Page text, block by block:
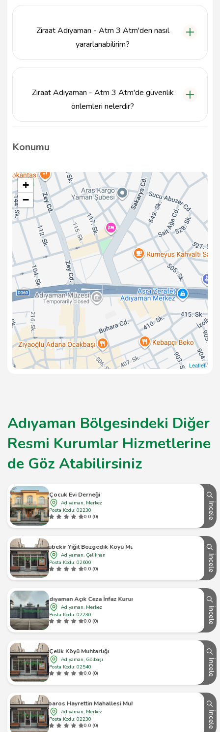
Ziraat Adıyaman - Atm 3 Atm'den nasıl
yararlanabilirim?
gerçekleştirebilirsiniz.
Ziraat Adıyaman - Atm 3 Atm'de güvenlik
önlemleri nelerdir?
Ziraat Adıyaman - Atm 3 Atm, güvenliğiniz için
işlemleriniz sırasında gizliliğinizi korumak için çeşitli
Konumu
+
−
Leaflet
Adıyaman Bölgesindeki Diğer
Resmi Kurumlar Hizmetlerine
de Göz Atabilirsiniz
Çocuk Evi Derneği
Adıyaman, Merkez
Posta Kodu: 02230
0.0 (0)
İncele
Ebubekir Yiğit Bozgedik Köyü Muhtarı
Adıyaman, Çelikhan
Posta Kodu: 02600
0.0 (0)
İncele
Adıyaman Açık Ceza İnfaz Kurumu
Adıyaman, Merkez
Posta Kodu: 02230
0.0 (0)
İncele
Çelik Köyü Muhtarlığı
Adıyaman, Gölbaşı
Posta Kodu: 02540
0.0 (0)
İncele
Barbaros Hayrettin Mahallesi Muhtarlığı
Adıyaman, Merkez
Posta Kodu: 02230
0.0 (0)
İncele